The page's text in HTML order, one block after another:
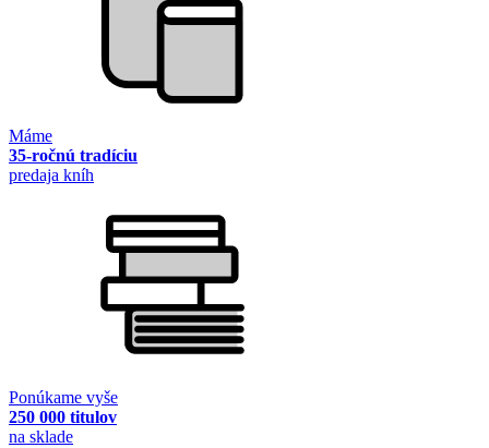
Máme
35-ročnú tradíciu
predaja kníh
Ponúkame vyše
250 000 titulov
na sklade